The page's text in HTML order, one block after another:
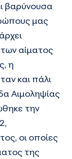
βαρύνουσα
μας
αίματος
η
και πάλι
Αιμοληψίας
την
οι οποίες
της